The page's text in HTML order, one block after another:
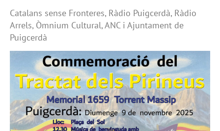
Catalans sense Fronteres, Ràdio Puigcerdà, Ràdio
Arrels, Òmnium Cultural, ANC i Ajuntament de
Puigcerdà